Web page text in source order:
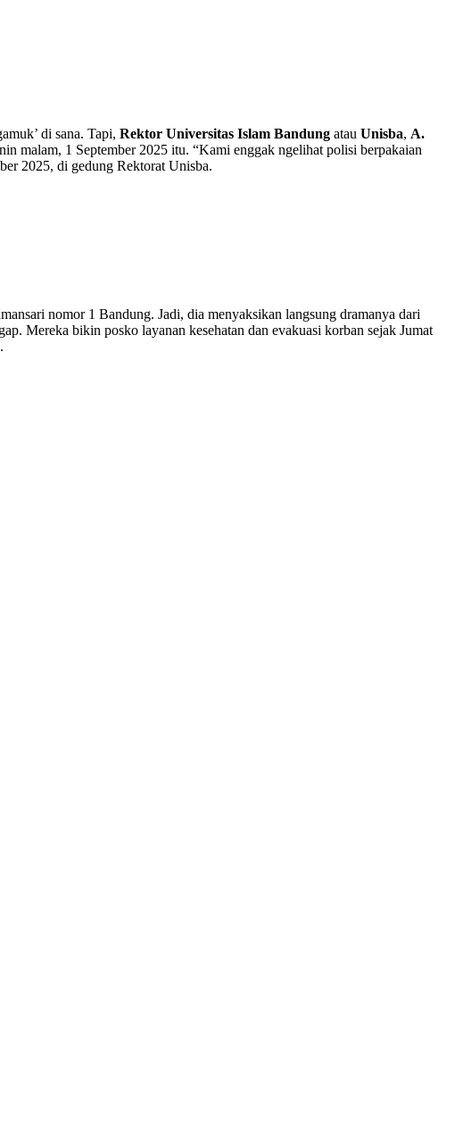
di sana. Tapi, Rektor Universitas Islam Bandung atau Unisba, A.
malam, 1 September 2025 itu. “Kami enggak ngelihat polisi berpakaian
2025, di gedung Rektorat Unisba.
nomor 1 Bandung. Jadi, dia menyaksikan langsung dramanya dari
Mereka bikin posko layanan kesehatan dan evakuasi korban sejak Jumat